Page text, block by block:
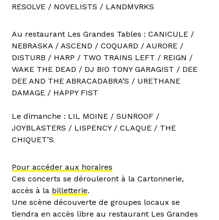
RESOLVE / NOVELISTS / LANDMVRKS
Au restaurant Les Grandes Tables : CANICULE /
NEBRASKA / ASCEND / COQUARD / AURORE /
DISTURB / HARP / TWO TRAINS LEFT / REIGN /
WAKE THE DEAD / DJ BIO TONY GARAGIST / DEE
DEE AND THE ABRACADABRA’S / URETHANE
DAMAGE / HAPPY FIST
Le dimanche : LIL MOINE / SUNROOF /
JOYBLASTERS / LISPENCY / CLAQUE / THE
CHIQUET’S
Pour accéder aux horaires
Ces concerts se dérouleront à la Cartonnerie,
accès à la billetterie.
Une scène découverte de groupes locaux se
tiendra en accès libre au restaurant Les Grandes